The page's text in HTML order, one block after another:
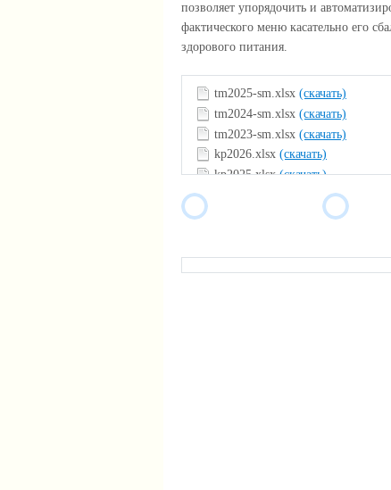
позволяет упорядочить и
фактического меню касательно его
здорового питания.
tm2025-sm.xlsx (скачать)
tm2024-sm.xlsx (скачать)
tm2023-sm.xlsx (скачать)
kp2026.xlsx (скачать)
kp2025.xlsx(скачать)
(скачать)
(скачать)